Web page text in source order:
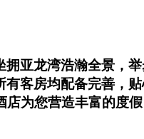
亚龙湾浩瀚全景，
客房均配备完善，
店为您营造丰富的度假